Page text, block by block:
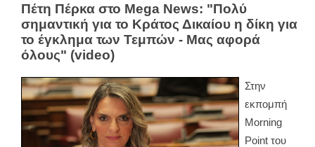
Πέτη Πέρκα στο Mega News: "Πολύ
σημαντική για το Κράτος Δικαίου η δίκη για
το έγκλημα των Τεμπών - Μας αφορά
όλους" (video)
Στην
εκπομπή
Morning
Point του